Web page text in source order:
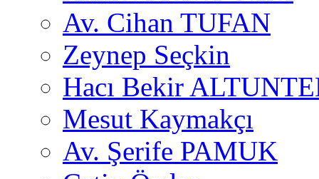
Av. Cihan TUFAN
Zeynep Seçkin
Hacı Bekir
Mesut Kaymakçı
Av. Şerife PAMUK